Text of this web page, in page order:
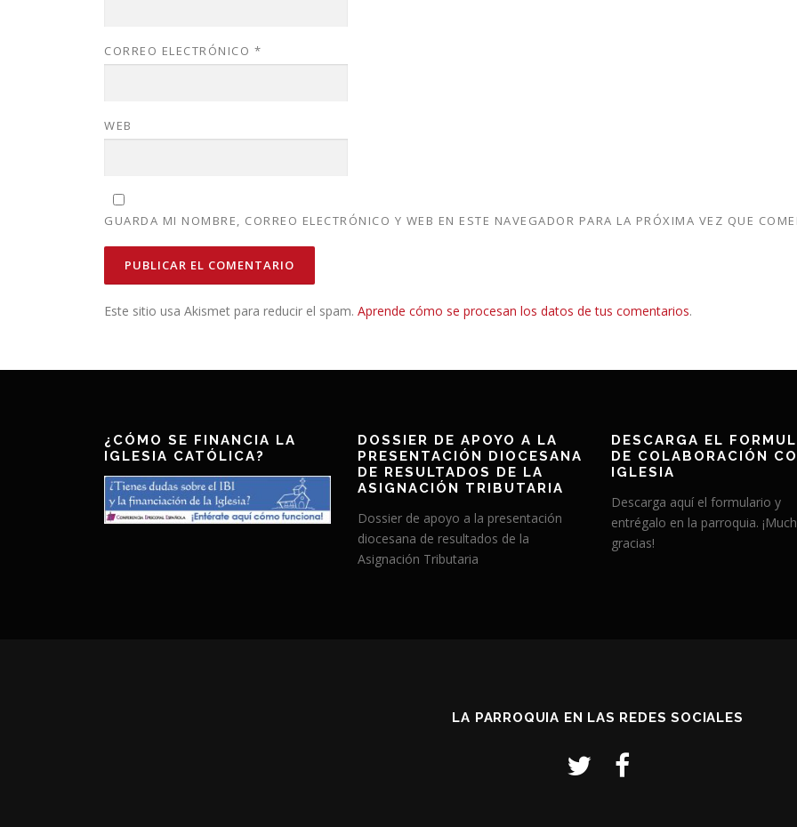
CORREO ELECTRÓNICO *
WEB
GUARDA MI NOMBRE, CORREO ELECTRÓNICO Y WEB EN ESTE NAVEGADOR PARA LA PRÓXIMA VEZ QUE
Este sitio usa Akismet para reducir el spam. Aprende cómo se procesan los datos de tus comentarios.
¿CÓMO SE FINANCIA LA
IGLESIA CATÓLICA?
DOSSIER DE APOYO A LA
PRESENTACIÓN DIOCESANA
DE RESULTADOS DE LA
ASIGNACIÓN TRIBUTARIA
Dossier de apoyo a la presentación
diocesana de resultados de la
Asignación Tributaria
DESCARGA EL
DE COLABORACIÓN
IGLESIA
Descarga aquí el formulario y
entrégalo en la parroquia.
gracias!
LA PARROQUIA EN LAS REDES SOCIALES